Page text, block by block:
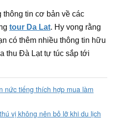
thông tin cơ bản về các
tour Da Lat. Hy vọng rằng
có thêm nhiều thông tin hữu
thu Đà Lạt tự túc sắp tới
nức tiếng thích hợp mua làm
vị không nên bỏ lỡ khi du lịch